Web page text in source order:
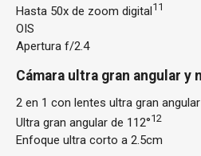
Hasta 50x de zoom digital11
OIS
Apertura f/2.4
Cámara ultra gran angular y
2 en 1 con lentes ultra gran
Ultra gran angular de 112°12
Enfoque ultra corto a 2.5cm